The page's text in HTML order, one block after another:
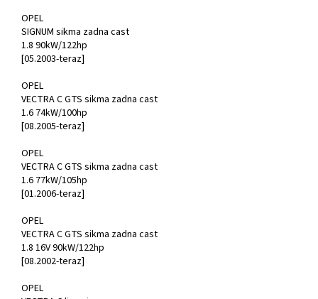
OPEL
SIGNUM sikma zadna cast
1.8 90kW/122hp
[05.2003-teraz]
OPEL
VECTRA C GTS sikma zadna cast
1.6 74kW/100hp
[08.2005-teraz]
OPEL
VECTRA C GTS sikma zadna cast
1.6 77kW/105hp
[01.2006-teraz]
OPEL
VECTRA C GTS sikma zadna cast
1.8 16V 90kW/122hp
[08.2002-teraz]
OPEL